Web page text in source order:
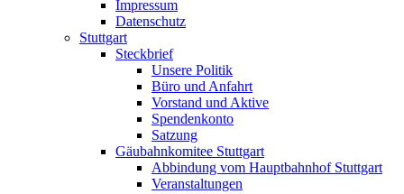
Impressum
Datenschutz
Stuttgart
Steckbrief
Unsere Politik
Büro und Anfahrt
Vorstand und Aktive
Spendenkonto
Satzung
Gäubahnkomitee Stuttgart
Abbindung vom Hauptbahnhof Stuttgart
Veranstaltungen